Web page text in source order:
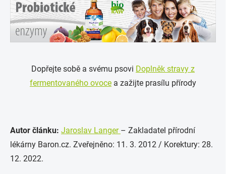
Dopřejte sobě a svému psovi Doplněk stravy z
fermentovaného ovoce a zažijte prasílu přírody
Autor článku: Jaroslav Langer – Zakladatel přírodní
lékárny Baron.cz. Zveřejněno: 11. 3. 2012 / Korektury: 28.
12. 2022.